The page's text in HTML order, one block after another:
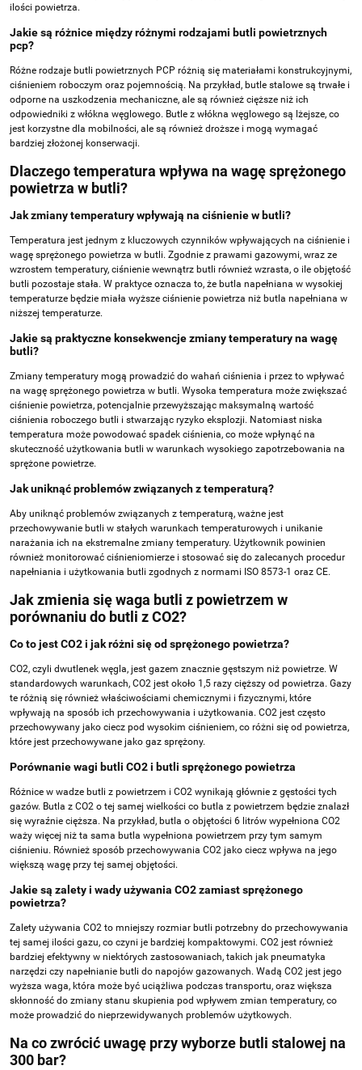
ilości powietrza.
Jakie są różnice między różnymi rodzajami butli powietrznych
pcp?
Różne rodzaje butli powietrznych PCP różnią się materiałami konstrukcyjnymi,
ciśnieniem roboczym oraz pojemnością. Na przykład, butle stalowe są trwałe i
odporne na uszkodzenia mechaniczne, ale są również cięższe niż ich
odpowiedniki z włókna węglowego. Butle z włókna węglowego są lżejsze, co
jest korzystne dla mobilności, ale są również droższe i mogą wymagać
bardziej złożonej konserwacji.
Dlaczego temperatura wpływa na wagę sprężonego
powietrza w butli?
Jak zmiany temperatury wpływają na ciśnienie w butli?
Temperatura jest jednym z kluczowych czynników wpływających na ciśnienie i
wagę sprężonego powietrza w butli. Zgodnie z prawami gazowymi, wraz ze
wzrostem temperatury, ciśnienie wewnątrz butli również wzrasta, o ile objętość
butli pozostaje stała. W praktyce oznacza to, że butla napełniana w wysokiej
temperaturze będzie miała wyższe ciśnienie powietrza niż butla napełniana w
niższej temperaturze.
Jakie są praktyczne konsekwencje zmiany temperatury na wagę
butli?
Zmiany temperatury mogą prowadzić do wahań ciśnienia i przez to wpływać
na wagę sprężonego powietrza w butli. Wysoka temperatura może zwiększać
ciśnienie powietrza, potencjalnie przewyższając maksymalną wartość
ciśnienia roboczego butli i stwarzając ryzyko eksplozji. Natomiast niska
temperatura może powodować spadek ciśnienia, co może wpłynąć na
skuteczność użytkowania butli w warunkach wysokiego zapotrzebowania na
sprężone powietrze.
Jak uniknąć problemów związanych z temperaturą?
Aby uniknąć problemów związanych z temperaturą, ważne jest
przechowywanie butli w stałych warunkach temperaturowych i unikanie
narażania ich na ekstremalne zmiany temperatury. Użytkownik powinien
również monitorować ciśnieniomierze i stosować się do zalecanych procedur
napełniania i użytkowania butli zgodnych z normami ISO 8573-1 oraz CE.
Jak zmienia się waga butli z powietrzem w
porównaniu do butli z CO2?
Co to jest CO2 i jak różni się od sprężonego powietrza?
CO2, czyli dwutlenek węgla, jest gazem znacznie gęstszym niż powietrze. W
standardowych warunkach, CO2 jest około 1,5 razy cięższy od powietrza. Gazy
te różnią się również właściwościami chemicznymi i fizycznymi, które
wpływają na sposób ich przechowywania i użytkowania. CO2 jest często
przechowywany jako ciecz pod wysokim ciśnieniem, co różni się od powietrza,
które jest przechowywane jako gaz sprężony.
Porównanie wagi butli CO2 i butli sprężonego powietrza
Różnice w wadze butli z powietrzem i CO2 wynikają głównie z gęstości tych
gazów. Butla z CO2 o tej samej wielkości co butla z powietrzem będzie znalazł
się wyraźnie cięższa. Na przykład, butla o objętości 6 litrów wypełniona CO2
waży więcej niż ta sama butla wypełniona powietrzem przy tym samym
ciśnieniu. Również sposób przechowywania CO2 jako ciecz wpływa na jego
większą wagę przy tej samej objętości.
Jakie są zalety i wady używania CO2 zamiast sprężonego
powietrza?
Zalety używania CO2 to mniejszy rozmiar butli potrzebny do przechowywania
tej samej ilości gazu, co czyni je bardziej kompaktowymi. CO2 jest również
bardziej efektywny w niektórych zastosowaniach, takich jak pneumatyka
narzędzi czy napełnianie butli do napojów gazowanych. Wadą CO2 jest jego
wyższa waga, która może być uciążliwa podczas transportu, oraz większa
skłonność do zmiany stanu skupienia pod wpływem zmian temperatury, co
może prowadzić do nieprzewidywanych problemów użytkowych.
Na co zwrócić uwagę przy wyborze butli stalowej na
300 bar?